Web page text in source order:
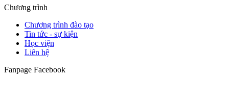
Chương trình
Chương trình đào tạo
Tin tức - sự kiện
Học viện
Liên hệ
Fanpage Facebook